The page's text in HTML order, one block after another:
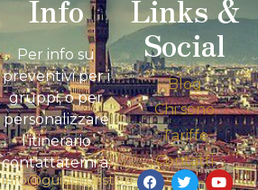
Info
Per info su
preventivi per i
gruppi, o per
personalizzare
l’itinerario
contattatemi a:
info@guidaturistica-
Links &
Social
Blog
Chi sono
Tariffe
Contatti